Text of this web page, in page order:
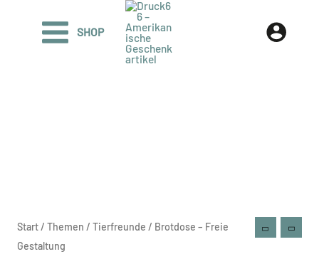
SHOP
Start/ Themen / Tierfreunde / Brotdose – Freie
Gestaltung
Brotdose
-